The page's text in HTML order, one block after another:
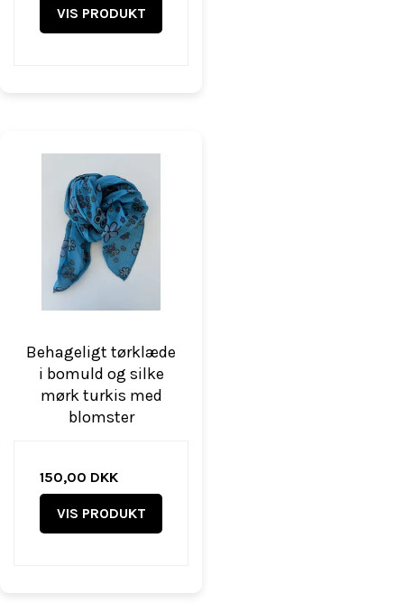
VIS PRODUKT
Behageligt tørklæde
i bomuld og silke
mørk turkis med
blomster
150,00 DKK
VIS PRODUKT